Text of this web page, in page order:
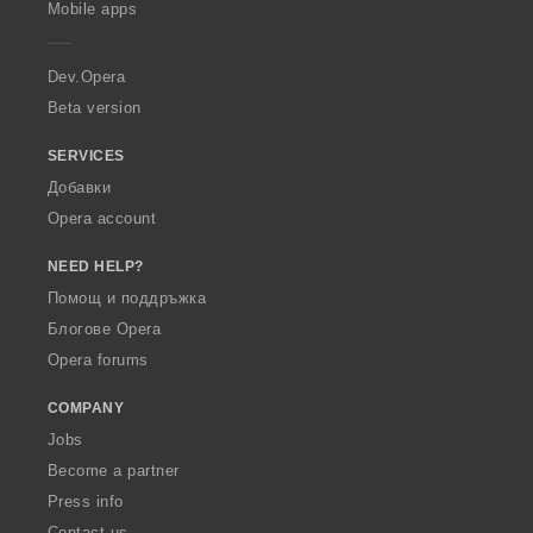
a
Mobile apps
Dev.Opera
Beta version
SERVICES
Добавки
Opera account
NEED HELP?
Помощ и поддръжка
Блогове Opera
Opera forums
COMPANY
Jobs
Become a partner
Press info